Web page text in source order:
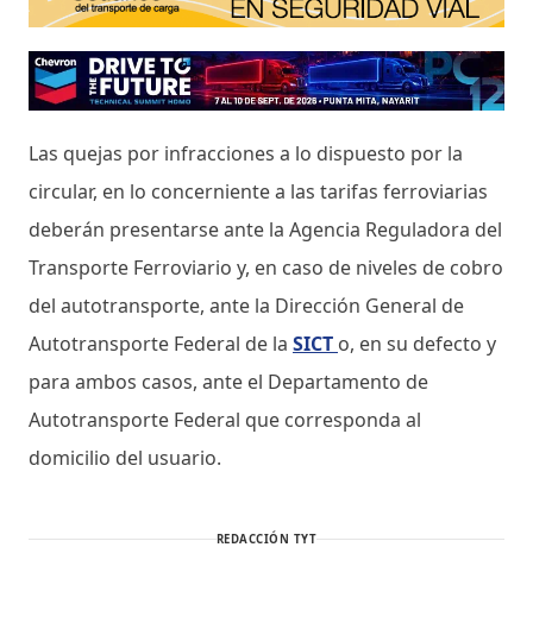
Las quejas por infracciones a lo dispuesto por la
circular, en lo concerniente a las tarifas ferroviarias
deberán presentarse ante la Agencia Reguladora del
Transporte Ferroviario y, en caso de niveles de cobro
del autotransporte, ante la Dirección General de
Autotransporte Federal de la SICT o, en su defecto y
para ambos casos, ante el Departamento de
Autotransporte Federal que corresponda al
domicilio del usuario.
REDACCIÓN TYT